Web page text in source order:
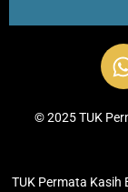
© 2025 TUK
TUK Permata Kasih